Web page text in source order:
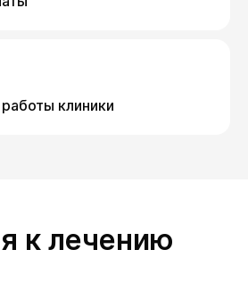
клиники
к лечению